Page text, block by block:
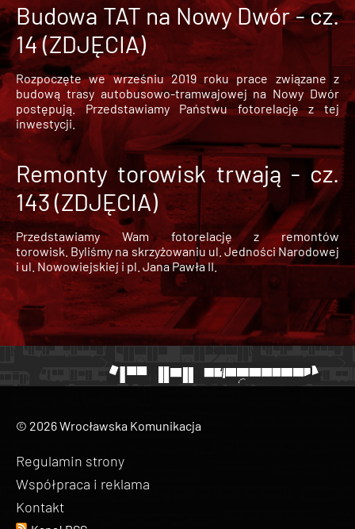
Budowa TAT na Nowy Dwór - cz.
14 (ZDJĘCIA)
Rozpoczęte we wrześniu 2019 roku prace związane z
budową trasy autobusowo-tramwajowej na Nowy Dwór
postępują. Przedstawiamy Państwu fotorelację z tej
inwestycji.
Remonty torowisk trwają - cz.
143 (ZDJĘCIA)
Przedstawiamy Wam fotorelację z remontów
torowisk. Byliśmy na skrzyżowaniu ul. Jedności Narodowej
i ul. Nowowiejskiej i pl. Jana Pawła II.
© 2026 Wrocławska Komunikacja
Regulamin strony
Współpraca i reklama
Kontakt